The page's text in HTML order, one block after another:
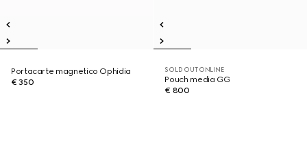
Portacarte magnetico Ophidia
€ 350
SOLD OUT ONLINE
Pouch media GG
€ 800